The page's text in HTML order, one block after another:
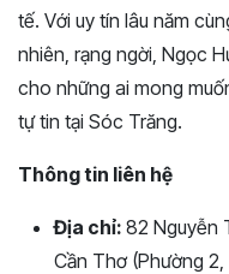
tế. Với uy tín lâu năm
nhiên, rạng ngời, Ngọc
cho những ai mong
tự tin tại Sóc Trăng.
Thông tin liên hệ
Địa chỉ: 82 Nguyễn
Cần Thơ (Phường